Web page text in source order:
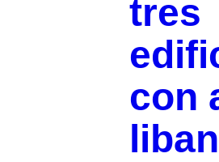
tres
con